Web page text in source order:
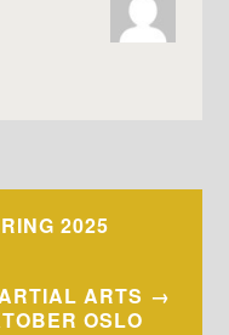
2025
ARTS
OSLO